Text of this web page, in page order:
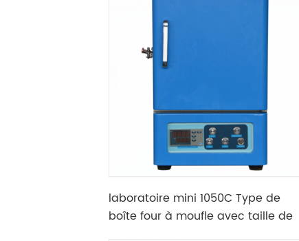
laboratoire mini 1050C Type de
boîte four à moufle avec taille de